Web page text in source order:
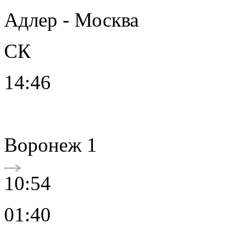
Адлер - Москва
СК
14:46
Воронеж 1
10:54
01:40